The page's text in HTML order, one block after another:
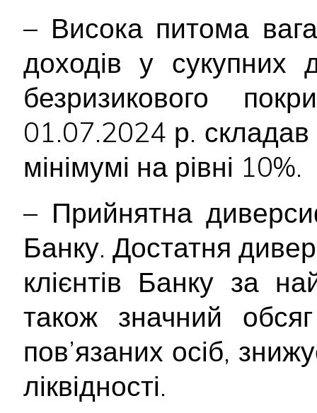
– Висока питома вага
доходів у сукупних
безризикового
01.07.2024 р.
мінімумі на рівні 10%.
– Прийнятна
Банку. Достатня
клієнтів Банку за
також значний
пов’язаних осіб,
ліквідності.